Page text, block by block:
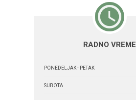
RADNO VREME
PONEDELJAK - PETAK
SUBOTA